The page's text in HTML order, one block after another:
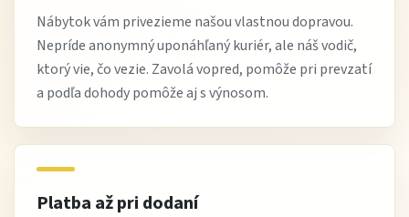
Nábytok vám privezieme našou vlastnou dopravou.
Nepríde anonymný uponáhľaný kuriér, ale náš vodič,
ktorý vie, čo vezie. Zavolá vopred, pomôže pri prevzatí
a podľa dohody pomôže aj s výnosom.
Platba až pri dodaní